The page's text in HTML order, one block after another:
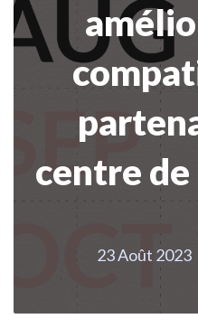
centre
23 Août 2023